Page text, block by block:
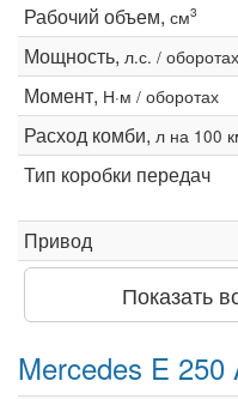
Рабочий объем, см3
Мощность, л.с. / оборотах
Момент, Н·м / оборотах
Расход комби, л на 100
Тип коробки передач
Привод
Показать
Mercedes E 250